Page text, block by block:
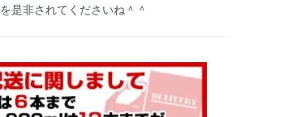
是非されてくださいね＾＾